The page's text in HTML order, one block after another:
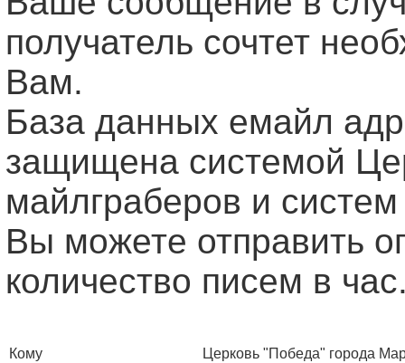
получатель сочтет
Вам.
База данных емайл
защищена системой
майлграберов и
Вы можете отправить
количество писем в
Кому Церковь "Победа" города